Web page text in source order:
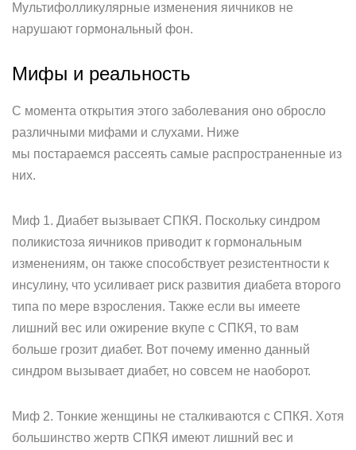
Мультифолликулярные изменения яичников не
нарушают гормональный фон.
Мифы и реальность
С момента открытия этого заболевания оно обросло
различными мифами и слухами. Ниже
мы постараемся рассеять самые распространенные из
них.
Миф 1. Диабет вызывает СПКЯ. Поскольку синдром
поликистоза яичников приводит к гормональным
изменениям, он также способствует резистентности к
инсулину, что усиливает риск развития диабета второго
типа по мере взросления. Также если вы имеете
лишний вес или ожирение вкупе с СПКЯ, то вам
больше грозит диабет. Вот почему именно данный
синдром вызывает диабет, но совсем не наоборот.
Миф 2. Тонкие женщины не сталкиваются с СПКЯ. Хотя
большинство жертв СПКЯ имеют лишний вес и